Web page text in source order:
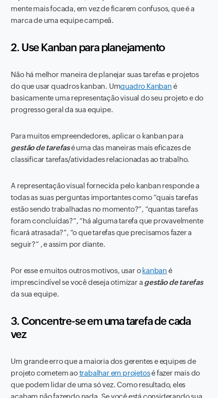
mente mais focada, em vez de ficarem confusos, que é a
marca de uma equipe campeã.
2. Use Kanban para planejamento
Não há melhor maneira de planejar suas tarefas e projetos
do que usar quadros kanban. Umquadro Kanban é
basicamente uma representação visual do seu projeto e do
progresso geral da sua equipe.
Para muitos empreendedores, aplicar o kanban para
gestão de tarefasé uma das maneiras mais eficazes de
classificar tarefas/atividades relacionadas ao trabalho.
A representação visual fornecida pelo kanban responde a
todas as suas perguntas importantes como “quais tarefas
estão sendo trabalhadas no momento?”, “quantas tarefas
foram concluídas?”, “há alguma tarefa que provavelmente
ficará atrasada?”, “o que tarefas que precisamos fazer a
seguir?” , e assim por diante.
Por esse e muitos outros motivos, usar o kanban é
imprescindível se você deseja otimizar a gestão de tarefas
da sua equipe.
3. Concentre-se em uma tarefa de cada
vez
Um grande erro que a maioria dos gerentes e equipes de
projeto cometem aotrabalhar em projetosé fazer mais do
que podem lidar de uma só vez. Como resultado, eles
acabam não fazendo nada. Se você está considerando sua